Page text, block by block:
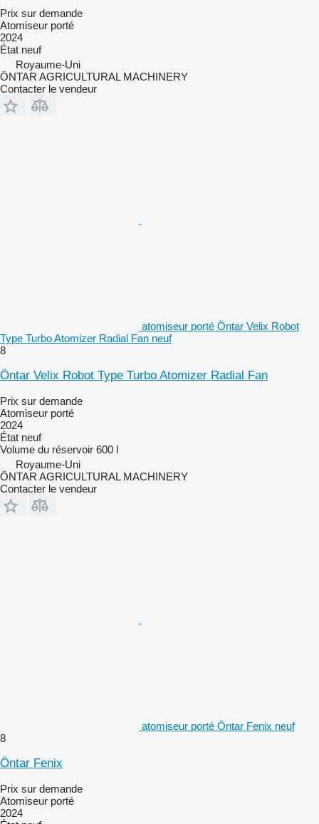
Prix sur demande
Atomiseur porté
2024
État neuf
Royaume-Uni
ÖNTAR AGRICULTURAL MACHINERY
Contacter le vendeur
atomiseur porté Öntar Velix Robot
Type Turbo Atomizer Radial Fan neuf
8
Öntar Velix Robot Type Turbo Atomizer Radial Fan
Prix sur demande
Atomiseur porté
2024
État neuf
Volume du réservoir 600 l
Royaume-Uni
ÖNTAR AGRICULTURAL MACHINERY
Contacter le vendeur
atomiseur porté Öntar Fenix neuf
8
Öntar Fenix
Prix sur demande
Atomiseur porté
2024